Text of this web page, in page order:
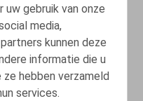
gebruik van onze
media,
kunnen deze
informatie die u
hebben verzameld
services.
Orbie